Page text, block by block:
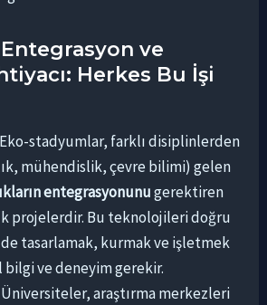
ve
Herkes Bu İşi
Eko-stadyumlar, farklı disiplinlerden
mühendislik, çevre bilimi) gelen
entegrasyonunugerektiren
projelerdir. Bu teknolojileri doğru
tasarlamak, kurmak ve işletmek
bilgi ve deneyim gerekir.
Üniversiteler, araştırma merkezleri